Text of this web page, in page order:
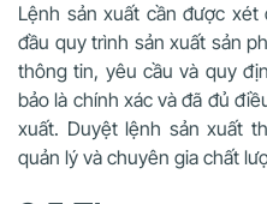
Lệnh sản xuất cần được
đầu quy trình sản xuất sản
thông tin, yêu cầu và quy
bảo là chính xác và đã đủ
xuất. Duyệt lệnh sản xuất
quản lý và chuyên gia chất